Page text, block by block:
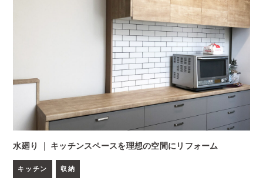
水廻り ｜ キッチンスペースを理想の空間にリフォーム
キッチン 収納